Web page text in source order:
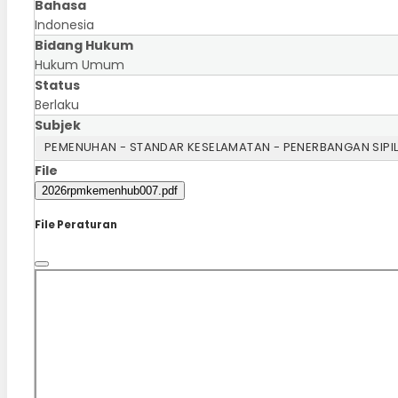
Bahasa
Indonesia
Bidang Hukum
Hukum Umum
Status
Berlaku
Subjek
PEMENUHAN - STANDAR KESELAMATAN - PENERBANGAN SIPIL
File
2026rpmkemenhub007.pdf
File Peraturan